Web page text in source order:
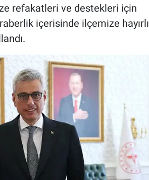
refakatleri ve destekleri için
içerisinde ilçemize hayırlı